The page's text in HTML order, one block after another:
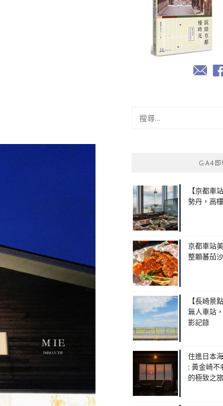
GA4
【京都車
勢丹，高
京都車站
整顆蕃茄
【長崎景
無人車站
影記錄
住進日本
: 黃金崎不
的極致之旅